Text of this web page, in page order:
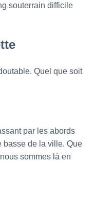
souterrain difficile
Quel que soit
par les abords
basse de la ville. Que
sommes là en